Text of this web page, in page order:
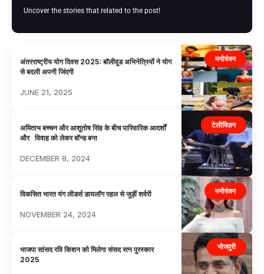
Uncover the stories that related to the post!
मनोरंजन
अंतरराष्ट्रीय योग दिवस 2025: बॉलीवुड अभिनेत्रियों ने योग
से बदली अपनी जिंदगी
JUNE 21, 2025
टेलीविज़न
अमिताभ बच्चन और आशुतोष सिंह के बीच पारिवारिक आदर्शों
और विवाह को लेकर बॉन्ड बना
DECEMBER 8, 2024
मनोरंजन
विकसित भारत यंग लीडर्स डायलॉग पहल से जुड़ीं शर्वरी
NOVEMBER 24, 2024
भोजपुरी
भाजपा सांसद रवि किशन को मिलेगा संसद रत्न पुरस्कार
2025